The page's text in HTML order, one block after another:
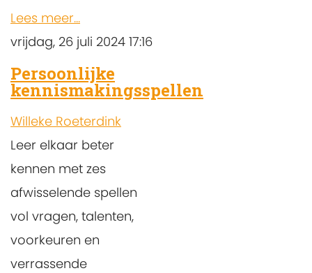
Lees meer...
vrijdag, 26 juli 2024 17:16
Persoonlijke
kennismakingsspellen
Willeke Roeterdink
Leer elkaar beter
kennen met zes
afwisselende spellen
vol vragen, talenten,
voorkeuren en
verrassende